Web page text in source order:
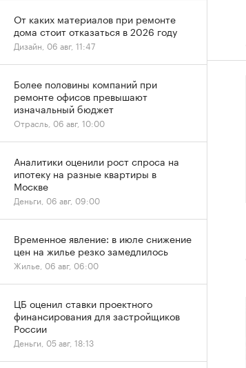
От каких материалов при ремонте
дома стоит отказаться в 2026 году
Дизайн, 06 авг, 11:47
Более половины компаний при
ремонте офисов превышают
изначальный бюджет
Отрасль, 06 авг, 10:00
Аналитики оценили рост спроса на
ипотеку на разные квартиры в
Москве
Деньги, 06 авг, 09:00
Временное явление: в июле снижение
цен на жилье резко замедлилось
Жилье, 06 авг, 06:00
ЦБ оценил ставки проектного
финансирования для застройщиков
России
Деньги, 05 авг, 18:13